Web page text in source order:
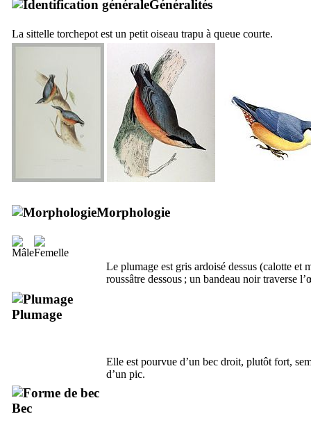
Généralités
La sittelle torchepot est un petit oiseau trapu à queue courte.
Morphologie
Plumage
Le plumage est gris ardoisé dessus (calotte et
roussâtre dessous ; un bandeau noir traverse
Bec
Elle est pourvue d’un bec droit, plutôt fort,
d’un pic.